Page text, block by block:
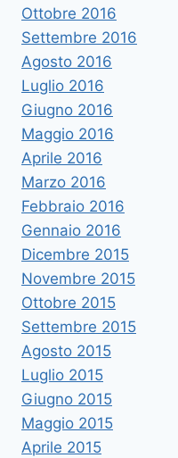
Ottobre 2016
Settembre 2016
Agosto 2016
Luglio 2016
Giugno 2016
Maggio 2016
Aprile 2016
Marzo 2016
Febbraio 2016
Gennaio 2016
Dicembre 2015
Novembre 2015
Ottobre 2015
Settembre 2015
Agosto 2015
Luglio 2015
Giugno 2015
Maggio 2015
Aprile 2015